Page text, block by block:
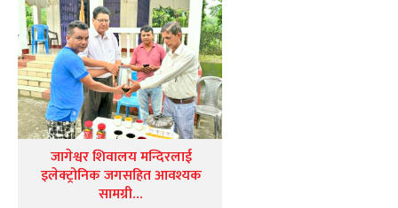
जागेश्वर शिवालय मन्दिरलाई
इलेक्ट्रोनिक जगसहित आवश्यक
सामग्री…